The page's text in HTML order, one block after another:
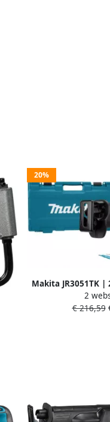
20%
Makita JR3051TK |
in koffer
2
€ 216,59